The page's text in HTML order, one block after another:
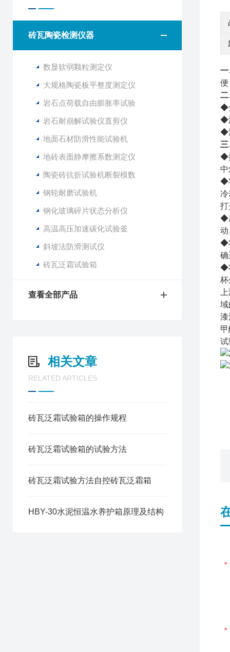
砖瓦陶瓷检测仪器
数显软弱颗粒测定仪
大规格陶瓷板平整度测定仪
岩石点荷载自由膨胀率试验
岩石耐崩解试验仪直剪仪
地面石材防滑性能试验机
地砖表面静摩擦系数测定仪
陶瓷砖抗折试验机断裂模数
钢轮耐磨试验机
钢化玻璃碎片状态分析仪
高温高压加速碳化试验釜
斜坡法防滑测试仪
砖瓦泛霜试验箱
查看全部产品
相关文章
RELATED ARTICLES
砖瓦泛霜试验箱的操作规程
砖瓦泛霜试验箱的试验方法
砖瓦泛霜试验方法自控砖瓦泛霜箱
HBY-30水泥恒温水养护箱原理及结构
一
便
二
◆
◆
◆
◆
◆
冷
打
◆
动
◆
确
◆
杯
域
漆
试